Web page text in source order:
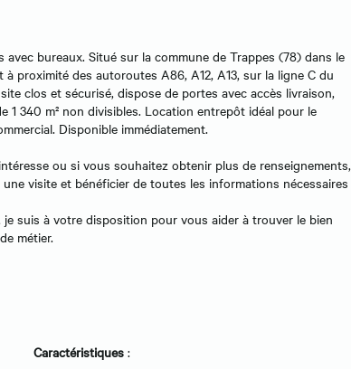
bureaux. Situé sur la commune de Trappes (78) dans le
proximité des autoroutes A86, A12, A13, sur la ligne C du
clos et sécurisé, dispose de portes avec accès livraison,
1 340 m² non divisibles. Location entrepôt idéal pour le
Disponible immédiatement.
ou si vous souhaitez obtenir plus de renseignements,
visite et bénéficier de toutes les informations nécessaires
suis à votre disposition pour vous aider à trouver le bien
métier.
Caractéristiques :